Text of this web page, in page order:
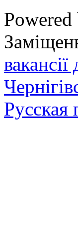
Powered
Русская